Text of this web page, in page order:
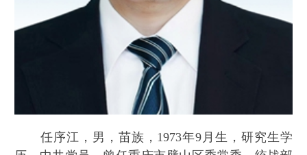
任序江，男，苗族，1973年9月生，研究生学